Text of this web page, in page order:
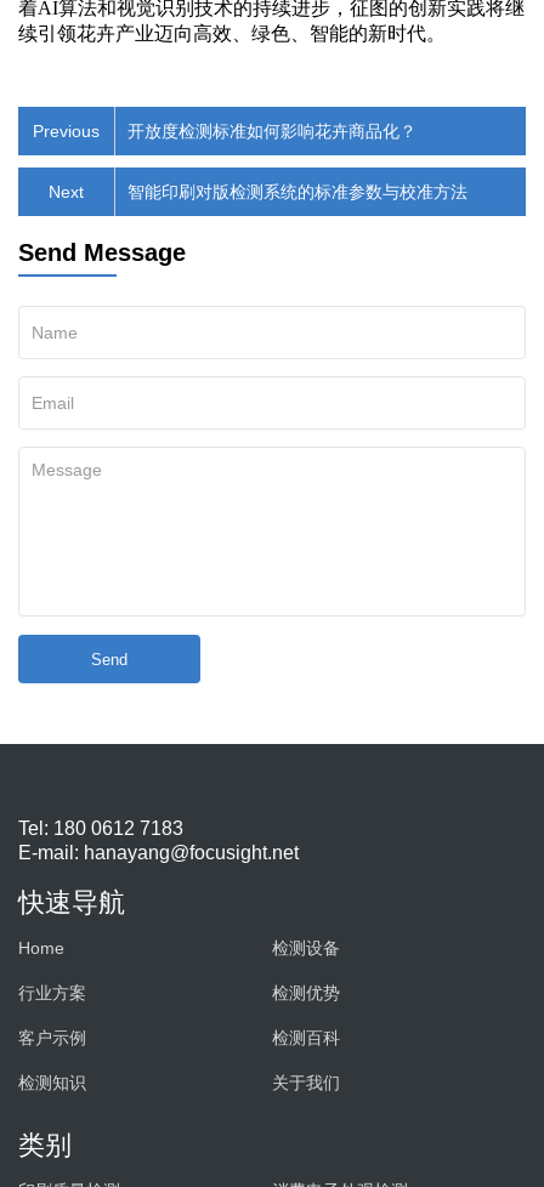
着AI算法和视觉识别技术的持续进步，征图的创新实践将继
续引领花卉产业迈向高效、绿色、智能的新时代。
Previous 开放度检测标准如何影响花卉商品化？
智能印刷对版检测系统的标准参数与校准方法
Next
Send Message
Send
Tel: 180 0612 7183
E-mail: hanayang@focusight.net
快速导航
Home 检测设备
行业方案 检测优势
客户示例 检测百科
检测知识 关于我们
类别